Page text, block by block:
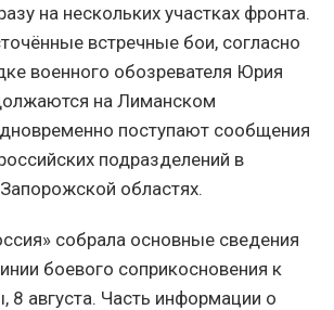
на нескольких участках фронта.
встречные бои, согласно
военного обозревателя Юрия
на Лиманском
поступают сообщения
подразделений в
областях.
собрала основные сведения
боевого соприкосновения к
8 августа. Часть информации о